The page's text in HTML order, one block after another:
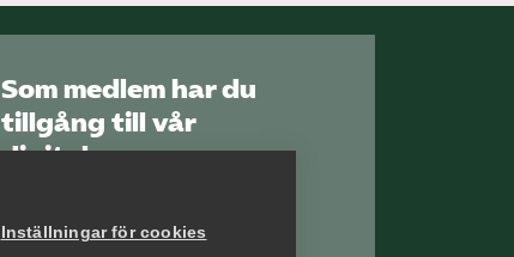
Som medlem har du
tillgång till vår
digitala
Arbetsgivarguiden
Inställningar för cookies